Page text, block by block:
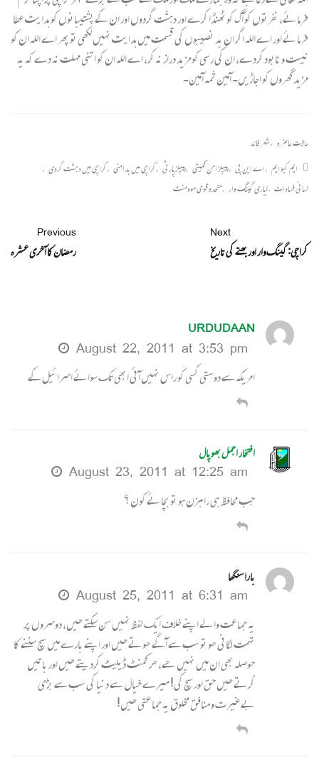
فرمائے، نفرتوں کو آگ کو ٹھنڈا کرے اور دہشت گردوں اور ان کے پشتیبانوں کو ہدایت عطا
فرمائے اور اے اللہ اگر ان بد نصیبوں کی قسمت میں ہدایت نہیں لکھی تو پھر اے اللہ ان کو
نیست و نابود کردے، ان کی رسی کومزید دراز نہ کر، اے اللہ ان کو اتنی مہلت نہ دے کہ یہ
مزید گھروں کو اجاڑیں۔ آمین ثمہ آمین۔
حالات حاضرہ ,شہر قائد
ایم کیو ایم ,اے این پی ,پیپلز امن کمیٹی ,پیپلزپارٹی ,کراچی میں بدامنی ,کراچی میں دہشت گردی ,
لسانی فسادات ,لیاری گینگ وار ,متحدہ قومی موومنٹ
Previous
رمضان کا آخری عشرہ
Next
کراچی: گینگ وار اور بھتے کی تاریخ
URDUDAAN
August 22, 2011 at 3:53 pm
امریکہ سے دوستی کسی کو راس نہیں آئی ابھی تک سوائے اسرائیل کے
افتخار اجمل بھوپال
August 23, 2011 at 12:25 am
جب محافظ ہی راہزن ہو تو بچائے کون ؟
بارا سنگھا
August 25, 2011 at 6:31 am
یہ جماعت والے اپنے خلاف ایک لفظ نہیں سن سکتے ھیں، دوسروں پر
تہمت لگانی ھو تو سب سے آگے ھوتے ھیں اور اپنے بارے میں سچ سننے کا
حوصلہ بھی ان میں نہیں ھے، ھر کمنٹ ڈیلیٹ کردیتے ھیں اور باتیں
کرتے ھیں حق اور سچ کی! میرے خیال سے دنیا کی سب سے بڑی
بےغیرت و منافق مخلوق یہ جماعتی ھیں!